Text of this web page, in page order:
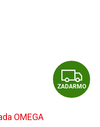
Z
A
ZADARMO
OMEGA